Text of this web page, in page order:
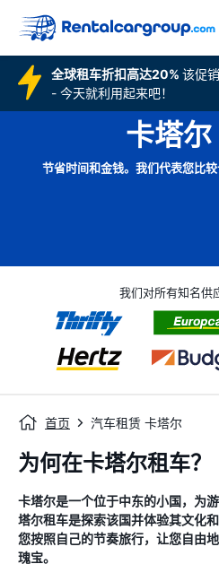
全球租车折扣高达20% 该促
- 今天就利用起来吧！
卡塔
节省时间和金钱。我们代表您比较
我们对所有知名供
首页 汽车租赁 卡塔尔
为何在卡塔尔租车？
卡塔尔是一个位于中东的小国，为
塔尔租车是探索该国并体验其文化
您按照自己的节奏旅行，让您自由
瑰宝。